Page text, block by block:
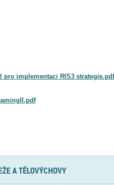
pro implementaci RIS3 strategie.pdf
A TĚLOVÝCHOVY